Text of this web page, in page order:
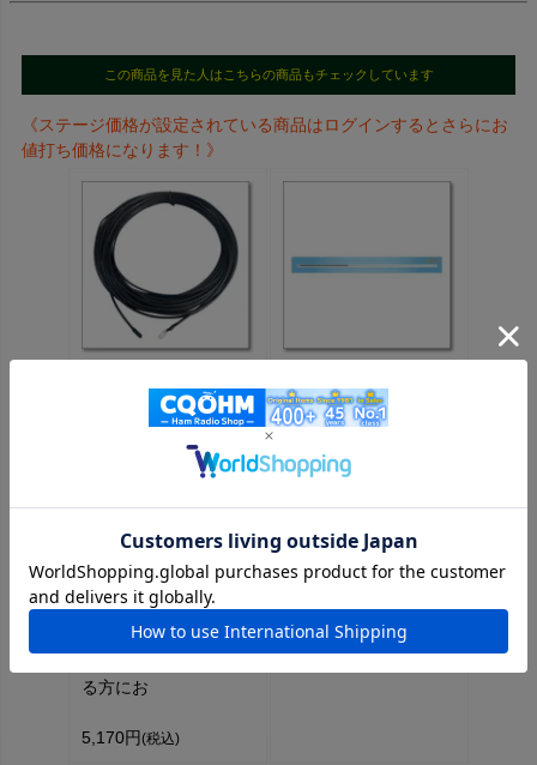
この商品を見た人はこちらの商品もチェックしています
《ステージ価格が設定されている商品はログインするとさらにお
値打ち価格になります！》
OHM-AWI-25 アンテ
（碍子付き）※各社チ
応】
AH4/AH730/FC90/AH7
05※使用バンドはチュ
ーナーの適用範囲
※FC-40使用できない
バンドあり ■25m張
る方にお
5,170円 (税込)
HF40FXW （HF-
ラン対応、7MHz帯
ジ価格】
7,780円 (税込)